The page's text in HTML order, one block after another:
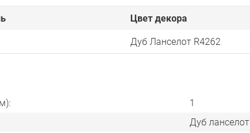
Цвет декора
Дуб Ланселот R4262
1
Дуб ланселот